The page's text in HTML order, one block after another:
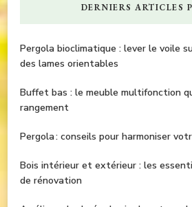
DERNIERS ARTICLES
Pergola bioclimatique : lever le voile
des lames orientables
Buffet bas : le meuble multifonction
rangement
Pergola : conseils pour harmoniser
Bois intérieur et extérieur : les
de rénovation